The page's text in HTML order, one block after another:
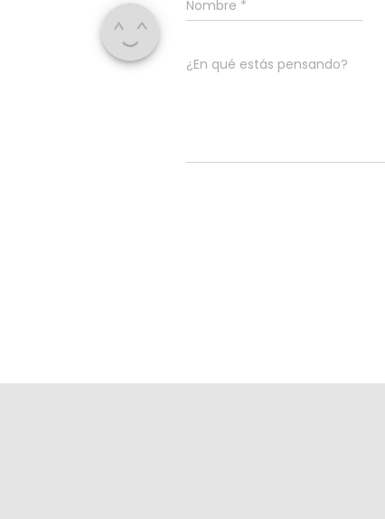
Nombre *
¿En qué estás pensando?